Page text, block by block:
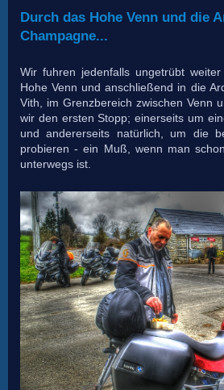
Durch das Hohe Venn und die
Champagne...
Wir fuhren jedenfalls ungetrübt
Hohe Venn und anschließend in die
Vith, im Grenzbereich zwischen Venn
wir den ersten Stopp; einerseits um
und andererseits natürlich, um die
probieren - ein Muß, wenn man
unterwegs ist.